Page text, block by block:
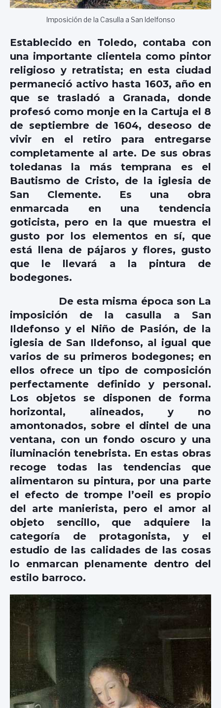
Imposición de la Casulla a San Idelfonso
Establecido en Toledo, contaba con
una importante clientela como pintor
religioso y retratista; en esta ciudad
permaneció activo hasta 1603, año en
que se trasladó a Granada, donde
profesó como monje en la Cartuja el 8
de septiembre de 1604, deseoso de
vivir en el retiro para entregarse
completamente al arte. De sus obras
toledanas la más temprana es el
Bautismo de Cristo, de la iglesia de
San Clemente. Es una obra
enmarcada en una tendencia
goticista, pero en la que muestra el
gusto por los elementos en sí, que
está llena de pájaros y flores, gusto
que le llevará a la pintura de
bodegones.
De esta misma época son La
imposición de la casulla a San
Ildefonso y el Niño de Pasión, de la
iglesia de San Ildefonso, al igual que
varios de su primeros bodegones; en
ellos ofrece un tipo de composición
perfectamente definido y personal.
Los objetos se disponen de forma
horizontal, alineados, y no
amontonados, sobre el dintel de una
ventana, con un fondo oscuro y una
iluminación tenebrista. En estas obras
recoge todas las tendencias que
alimentaron su pintura, por una parte
el efecto de trompe l’oeil es propio
del arte manierista, pero el amor al
objeto sencillo, que adquiere la
categoría de protagonista, y el
estudio de las calidades de las cosas
lo enmarcan plenamente dentro del
estilo barroco.